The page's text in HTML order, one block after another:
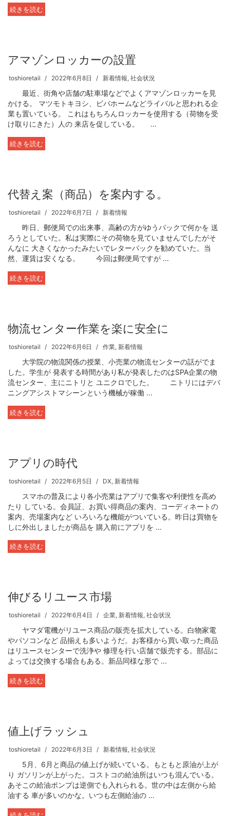
続きを読む
アマゾンロッカーの設置
toshioretail 2022年6月8日 新着情報, 社会状況
最近、街角や店舗の駐車場などでよくアマゾンロッカーを見
かける。 マツモトキヨシ、ビバホームなどライバルと思われる企
業も置いている。 これはもちろんロッカーを使用する（荷物を受
け取りにきた）人の 来店を促している。 ...
続きを読む
代替え案（商品）を案内する。
toshioretail 2022年6月7日 新着情報
昨日、郵便局での出来事、高齢の方がゆうパックで何かを 送
ろうとしていた。私は実際にその荷物を見ていませんでしたがそ
んなに 大きくなかったみたいでレターパックを勧めていた。当
然、運賃は安くなる。 今回は郵便局ですが ...
続きを読む
物流センター作業を楽に安全に
toshioretail 2022年6月6日 作業, 新着情報
大学院の物流関係の授業、小売業の物流センターの話がでま
した。学生が 発表する時間があり私が発表したのはSPA企業の物
流センター、主にニトリと ユニクロでした。 ニトリにはデバ
ニングアシストマシーンという機械が稼働 ...
続きを読む
アプリの時代
toshioretail 2022年6月5日 DX, 新着情報
スマホの普及により各小売業はアプリで集客や利便性を高め
たり している。会員証、お買い得商品の案内、コーディネートの
案内、売場案内など いろいろな機能がついている。昨日は買物を
しに外出しましたが商品を 購入前にアプリを ...
続きを読む
伸びるリユース市場
toshioretail 2022年6月4日 企業, 新着情報, 社会状況
ヤマダ電機がリユース商品の販売を拡大している。白物家電
やパソコンなど 品揃えも多いようだ。お客様から買い取った商品
はリユースセンターで洗浄や 修理を行い店舗で販売する。部品に
よっては交換する場合もある。新品同様な形で ...
続きを読む
値上げラッシュ
toshioretail 2022年6月3日 新着情報, 社会状況
5月、6月と商品の値上げが続いている。もともと原油が上が
り ガソリンが上がった。コストコの給油所はいつも混んでいる。
あそこの給油ポンプは逆側でも入れられる。世の中は左側から給
油する 車が多いのかな。いつも左側給油の ...